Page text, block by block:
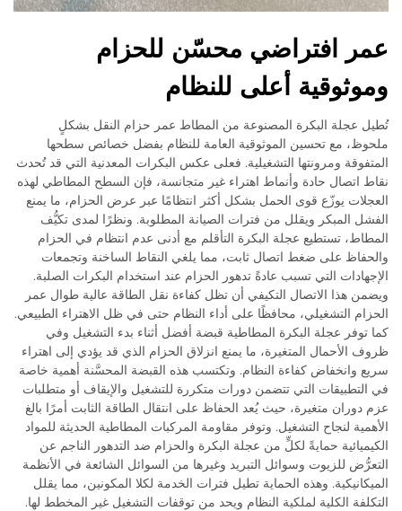
عمر افتراضي محسّن للحزام
وموثوقية أعلى للنظام
تُطيل عجلة البكرة المصنوعة من المطاط عمر حزام النقل بشكلٍ
ملحوظ، مع تحسين الموثوقية العامة للنظام بفضل خصائص سطحها
المتفوقة ومرونتها التشغيلية. فعلى عكس البكرات المعدنية التي قد تُحدث
نقاط اتصال حادة وأنماط اهتراء غير متجانسة، فإن السطح المطاطي لهذه
العجلات يوزّع قوى الحمل بشكل أكثر انتظامًا عبر عرض الحزام، ما يمنع
الفشل المبكر ويقلل من فترات الصيانة المطلوبة. ونظرًا لمدى تكيُّف
المطاط، تستطيع عجلة البكرة التأقلم مع أدنى عدم انتظام في الحزام
والحفاظ على ضغط اتصال ثابت، مما يلغي النقاط الساخنة وتجمعات
الإجهادات التي تسبب عادةً تدهور الحزام عند استخدام البكرات الصلبة.
ويضمن هذا الاتصال التكيفي أن تظل كفاءة نقل الطاقة عالية طوال عمر
الحزام التشغيلي، محافظًا على أداء النظام حتى في ظل الاهتراء الطبيعي.
كما توفر عجلة البكرة المطاطية قبضة أفضل أثناء بدء التشغيل وفي
ظروف الأحمال المتغيرة، ما يمنع انزلاق الحزام الذي قد يؤدي إلى اهتراء
سريع وانخفاض كفاءة النظام. وتكتسب هذه القبضة المحسَّنة أهمية خاصة
في التطبيقات التي تتضمن دورات متكررة للتشغيل والإيقاف أو متطلبات
عزم دوران متغيرة، حيث يُعد الحفاظ على انتقال الطاقة الثابت أمرًا بالغ
الأهمية لنجاح التشغيل. وتوفر مقاومة المركبات المطاطية الحديثة للمواد
الكيميائية حمايةً لكلٍّ من عجلة البكرة والحزام ضد التدهور الناجم عن
التعرُّض للزيوت وسوائل التبريد وغيرها من السوائل الشائعة في الأنظمة
الميكانيكية. وهذه الحماية تطيل فترات الخدمة لكلا المكونين، مما يقلل
التكلفة الكلية لملكية النظام ويحد من توقفات التشغيل غير المخطط لها.